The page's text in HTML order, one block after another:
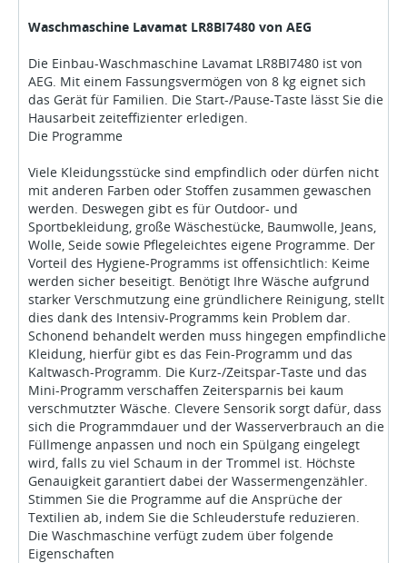
Waschmaschine Lavamat LR8BI7480 von AEG
Die Einbau-Waschmaschine Lavamat LR8BI7480 ist von
AEG. Mit einem Fassungsvermögen von 8 kg eignet sich
das Gerät für Familien. Die Start-/Pause-Taste lässt Sie die
Hausarbeit zeiteffizienter erledigen.
Die Programme
Viele Kleidungsstücke sind empfindlich oder dürfen nicht
mit anderen Farben oder Stoffen zusammen gewaschen
werden. Deswegen gibt es für Outdoor- und
Sportbekleidung, große Wäschestücke, Baumwolle, Jeans,
Wolle, Seide sowie Pflegeleichtes eigene Programme. Der
Vorteil des Hygiene-Programms ist offensichtlich: Keime
werden sicher beseitigt. Benötigt Ihre Wäsche aufgrund
starker Verschmutzung eine gründlichere Reinigung, stellt
dies dank des Intensiv-Programms kein Problem dar.
Schonend behandelt werden muss hingegen empfindliche
Kleidung, hierfür gibt es das Fein-Programm und das
Kaltwasch-Programm. Die Kurz-/Zeitspar-Taste und das
Mini-Programm verschaffen Zeitersparnis bei kaum
verschmutzter Wäsche. Clevere Sensorik sorgt dafür, dass
sich die Programmdauer und der Wasserverbrauch an die
Füllmenge anpassen und noch ein Spülgang eingelegt
wird, falls zu viel Schaum in der Trommel ist. Höchste
Genauigkeit garantiert dabei der Wassermengenzähler.
Stimmen Sie die Programme auf die Ansprüche der
Textilien ab, indem Sie die Schleuderstufe reduzieren.
Die Waschmaschine verfügt zudem über folgende
Eigenschaften